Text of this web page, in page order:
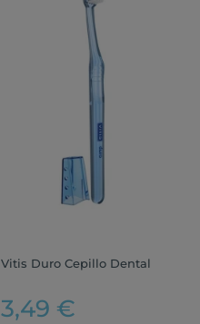
Vitis Duro Cepillo Dental
3,49 €